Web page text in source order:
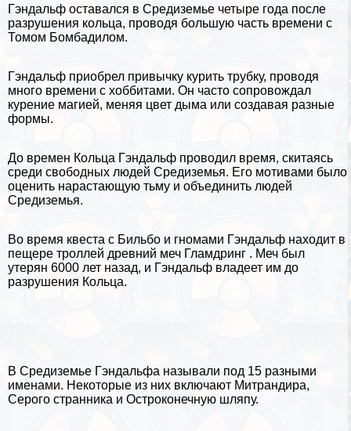
Гэндальф оставался в Средиземье четыре года после
разрушения кольца, проводя большую часть времени с
Томом Бомбадилом.
Гэндальф приобрел привычку курить трубку, проводя
много времени с хоббитами. Он часто сопровождал
курение магией, меняя цвет дыма или создавая разные
формы.
До времен Кольца Гэндальф проводил время, скитаясь
среди свободных людей Средиземья. Его мотивами было
оценить нарастающую тьму и объединить людей
Средиземья.
Во время квеста с Бильбо и гномами Гэндальф находит в
пещере троллей древний меч Гламдринг . Меч был
утерян 6000 лет назад, и Гэндальф владеет им до
разрушения Кольца.
В Средиземье Гэндальфа называли под 15 разными
именами. Некоторые из них включают Митрандира,
Серого странника и Остроконечную шляпу.